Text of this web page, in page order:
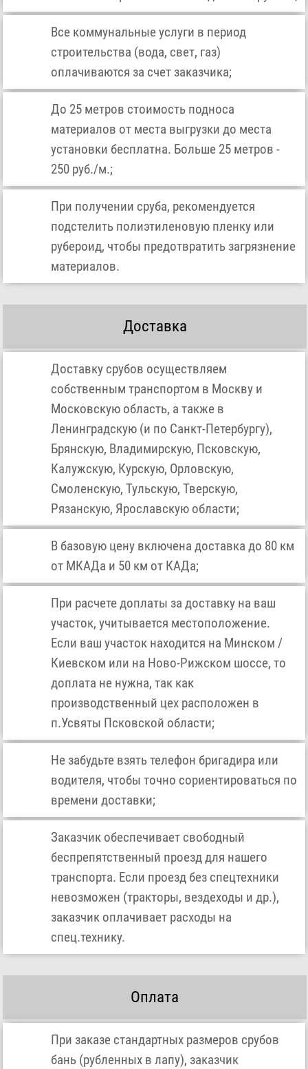
Все коммунальные услуги в период
строительства (вода, свет, газ)
оплачиваются за счет заказчика;
До 25 метров стоимость подноса
материалов от места выгрузки до места
установки бесплатна. Больше 25 метров -
250 руб./м.;
При получении сруба, рекомендуется
подстелить полиэтиленовую пленку или
рубероид, чтобы предотвратить загрязнение
материалов.
Доставка
Доставку срубов осуществляем
собственным транспортом в Москву и
Московскую область, а также в
Ленинградскую (и по Санкт-Петербургу),
Брянскую, Владимирскую, Псковскую,
Калужскую, Курскую, Орловскую,
Смоленскую, Тульскую, Тверскую,
Рязанскую, Ярославскую области;
В базовую цену включена доставка до 80 км
от МКАДа и 50 км от КАДа;
При расчете доплаты за доставку на ваш
участок, учитывается местоположение.
Если ваш участок находится на Минском /
Киевском или на Ново-Рижском шоссе, то
доплата не нужна, так как
производственный цех расположен в
п.Усвяты Псковской области;
Не забудьте взять телефон бригадира или
водителя, чтобы точно сориентироваться по
времени доставки;
Заказчик обеспечивает свободный
беспрепятственный проезд для нашего
транспорта. Если проезд без спецтехники
невозможен (тракторы, вездеходы и др.),
заказчик оплачивает расходы на
спец.технику.
Оплата
При заказе стандартных размеров срубов
бань (рубленных в лапу), заказчик